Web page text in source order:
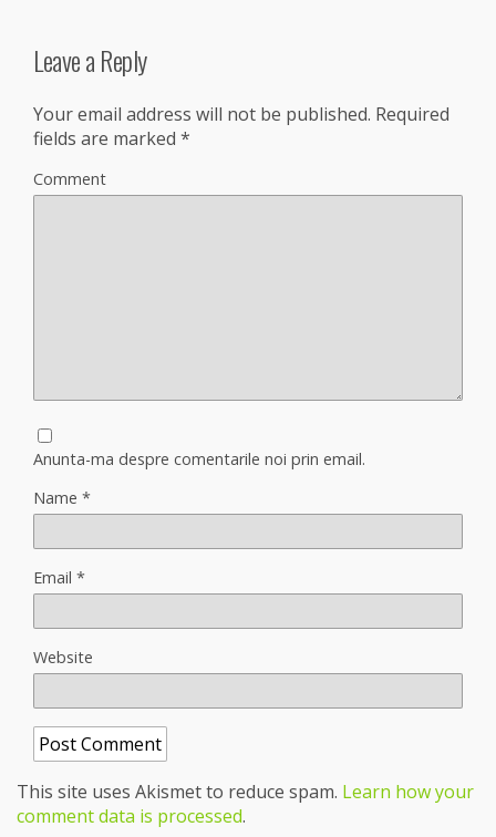
Leave a Reply
Your email address will not be published. Required
fields are marked *
Comment
Anunta-ma despre comentarile noi prin email.
Name *
Email *
Website
This site uses Akismet to reduce spam. Learn how your
comment data is processed.